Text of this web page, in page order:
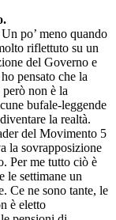
po’ meno quando
riflettuto su un
del Governo e
pensato che la
non è la
bufale-leggende
la realtà.
del Movimento 5
la sovrapposizione
Per me tutto ciò è
le settimane un
Ce ne sono tante, le
è eletto